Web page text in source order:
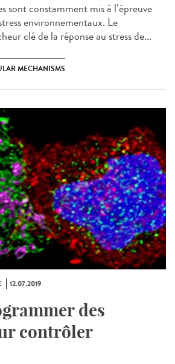
sont constamment mis à l’épreuve
environnementaux. Le
clé de la réponse au stress de...
MECHANISMS
12.07.2019
des
contrôler